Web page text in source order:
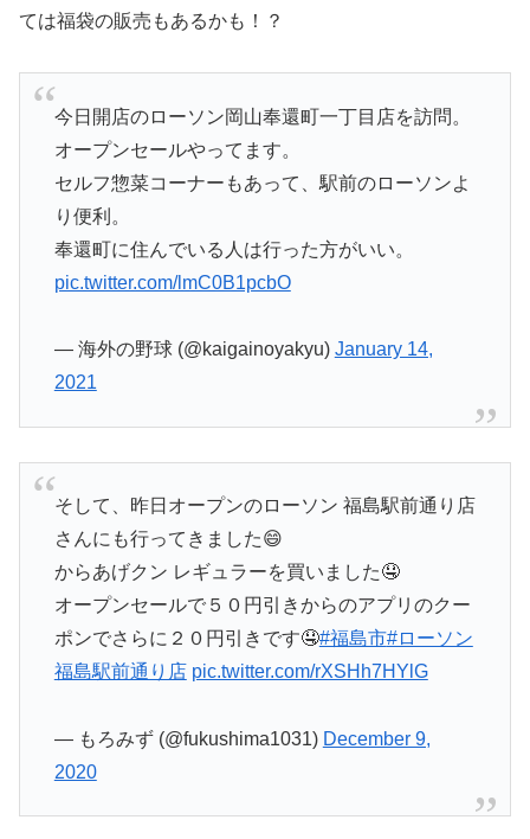
ては福袋の販売もあるかも！？
今日開店のローソン岡山奉還町一丁目店を訪問。
オープンセールやってます。
セルフ惣菜コーナーもあって、駅前のローソンよ
り便利。
奉還町に住んでいる人は行った方がいい。
pic.twitter.com/lmC0B1pcbO
— 海外の野球 (@kaigainoyakyu) January 14,
2021
そして、昨日オープンのローソン 福島駅前通り店
さんにも行ってきました😄
からあげクン レギュラーを買いました🤤
オープンセールで５０円引きからのアプリのクー
ポンでさらに２０円引きです🤤#福島市#ローソン
福島駅前通り店 pic.twitter.com/rXSHh7HYlG
— もろみず (@fukushima1031) December 9,
2020